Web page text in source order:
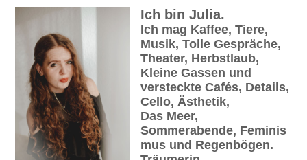
Ich bin Julia.
Ich mag Kaffee, Tiere,
Musik, Tolle Gespräche,
Theater, Herbstlaub,
Kleine Gassen und
versteckte Cafés, Details,
Cello,Ästhetik,
Das Meer,
Sommerabende, Feminis
mus und Regenbögen.